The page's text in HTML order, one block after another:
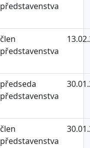
představenstva
člen
představenstva
předseda
představenstva
člen
představenstva